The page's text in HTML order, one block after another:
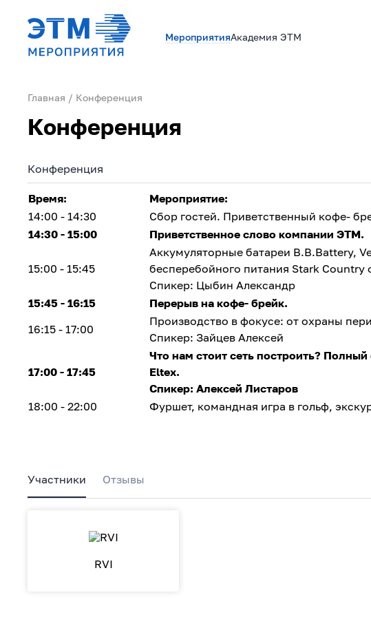
МероприятияАкадемия ЭТМ
Главная Конференция
Конференция
Конференция
Время:
Мероприятие:
14:00 - 14:30
Сбор гостей. Приветственный кофе-
14:30 - 15:00
Приветственное слово компании ЭТМ.
15:00 - 15:45
Аккумуляторные батареи B.B.Battery,
бесперебойного питания Stark Country
Спикер: Цыбин Александр
15:45 - 16:15
Перерыв на кофе- брейк.
16:15 - 17:00
Производство в фокусе: от охраны
Спикер: Зайцев Алексей
17:00 - 17:45
Что нам стоит сеть построить?
Eltex.
Спикер: Алексей Листаров
18:00 - 22:00
Фуршет, командная игра в гольф,
Участники Отзывы
RVI